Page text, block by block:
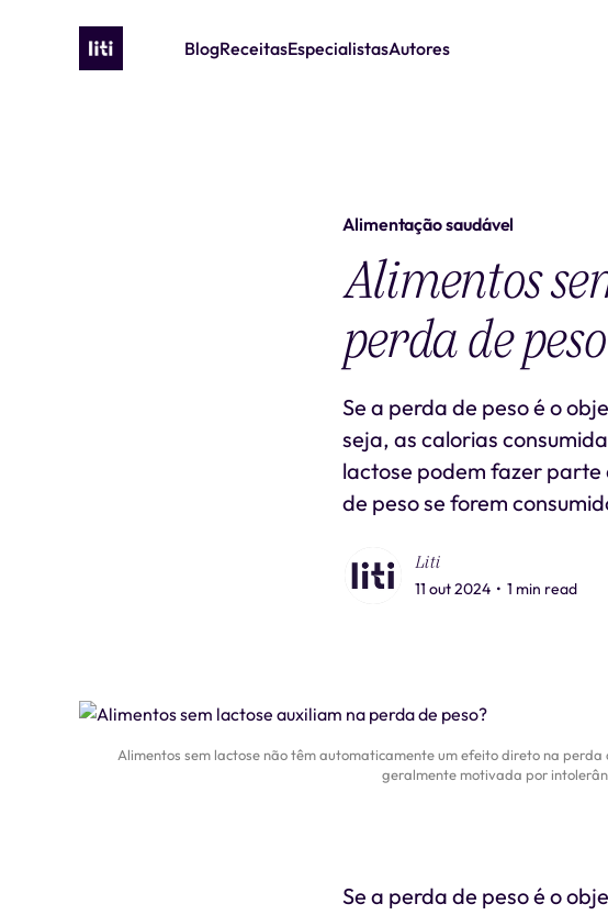
BlogReceitasEspecialistasAutores
Alimentação saudável
Alimentos
perda de
Se a perda de peso é o
seja, as calorias
lactose podem fazer
de peso se forem
Liti
11 out 2024 • 1 min read
Alimentos sem lactose não têm automaticamente um efeito direto na
geralmente motivada por
Se a perda de peso é o